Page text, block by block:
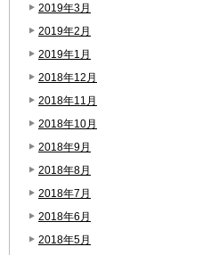
2019年3月
2019年2月
2019年1月
2018年12月
2018年11月
2018年10月
2018年9月
2018年8月
2018年7月
2018年6月
2018年5月